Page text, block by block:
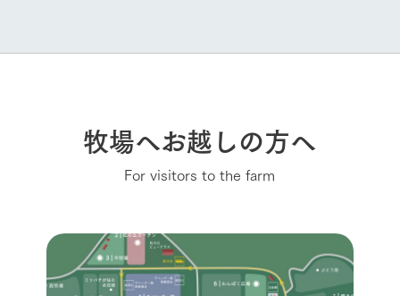
牧場へお越しの方へ
For visitors to the farm